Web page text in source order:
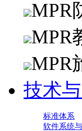
MPR
MPR
MPR
技术
标准体系
软件系统